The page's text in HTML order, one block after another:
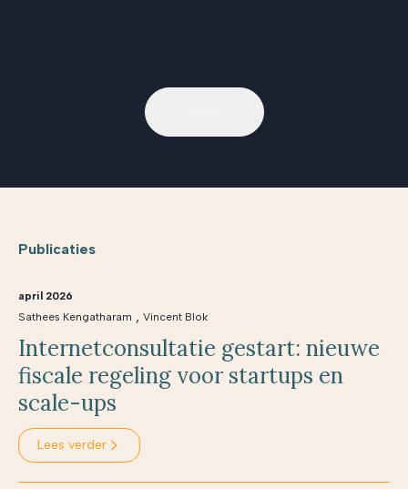
Publicaties
april 2026
Sathees Kengatharam , Vincent Blok
Internetconsultatie gestart: nieuwe
fiscale regeling voor startups en
scale-ups
Lees verder